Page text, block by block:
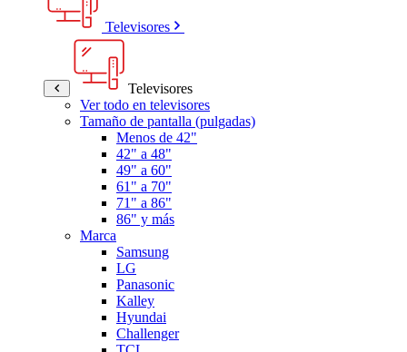
Televisores
Televisores
Ver todo en televisores
Tamaño de pantalla (pulgadas)
Menos de 42"
42" a 48"
49" a 60"
61" a 70"
71" a 86"
86" y más
Marca
Samsung
LG
Panasonic
Kalley
Hyundai
Challenger